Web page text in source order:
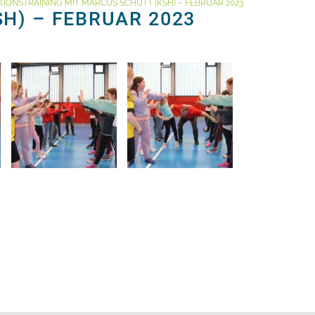
MIT MARCUS SCHÜTT (KSH) – FEBRUAR 2023
– FEBRUAR 2023